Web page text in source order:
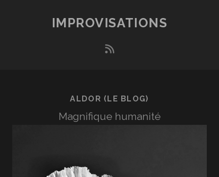
IMPROVISATIONS
rss
ALDOR (LE BLOG)
Magnifique humanité